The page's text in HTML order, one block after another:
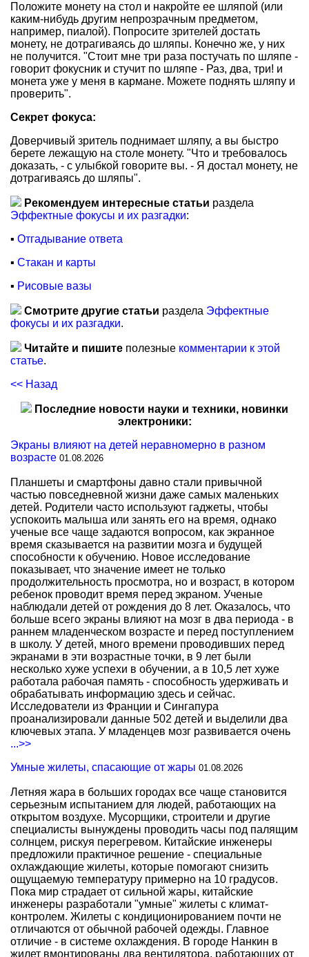
Положите монету на стол и накройте ее шляпой (или
каким-нибудь другим непрозрачным предметом,
например, пиалой). Попросите зрителей достать
монету, не дотрагиваясь до шляпы. Конечно же, у них
не получится. "Стоит мне три раза постучать по шляпе -
говорит фокусник и стучит по шляпе - Раз, два, три! и
монета уже у меня в кармане. Можете поднять шляпу и
проверить".
Секрет фокуса:
Доверчивый зритель поднимает шляпу, а вы быстро
берете лежащую на столе монету. "Что и требовалось
доказать, - с улыбкой говорите вы. - Я достал монету, не
дотрагиваясь до шляпы".
Рекомендуем интересные статьи раздела
Эффектные фокусы и их разгадки:
▪ Отгадывание ответа
▪ Стакан и карты
▪ Рисовые вазы
Смотрите другие статьи раздела Эффектные
фокусы и их разгадки.
Читайте и пишите полезные комментарии к этой
статье.
<< Назад
Последние новости науки и техники, новинки
электроники:
Экраны влияют на детей неравномерно в разном
возрасте 01.08.2026
Планшеты и смартфоны давно стали привычной
частью повседневной жизни даже самых маленьких
детей. Родители часто используют гаджеты, чтобы
успокоить малыша или занять его на время, однако
ученые все чаще задаются вопросом, как экранное
время сказывается на развитии мозга и будущей
способности к обучению. Новое исследование
показывает, что значение имеет не только
продолжительность просмотра, но и возраст, в котором
ребенок проводит время перед экраном. Ученые
наблюдали детей от рождения до 8 лет. Оказалось, что
больше всего экраны влияют на мозг в два периода - в
раннем младенческом возрасте и перед поступлением
в школу. У детей, много времени проводивших перед
экранами в эти возрастные точки, в 9 лет были
несколько хуже успехи в обучении, а в 10,5 лет хуже
работала рабочая память - способность удерживать и
обрабатывать информацию здесь и сейчас.
Исследователи из Франции и Сингапура
проанализировали данные 502 детей и выделили два
ключевых этапа. У младенцев мозг развивается очень
...>>
Умные жилеты, спасающие от жары 01.08.2026
Летняя жара в больших городах все чаще становится
серьезным испытанием для людей, работающих на
открытом воздухе. Мусорщики, строители и другие
специалисты вынуждены проводить часы под палящим
солнцем, рискуя перегревом. Китайские инженеры
предложили практичное решение - специальные
охлаждающие жилеты, которые помогают снизить
ощущаемую температуру примерно на 10 градусов.
Пока мир страдает от сильной жары, китайские
инженеры разработали "умные" жилеты с климат-
контролем. Жилеты с кондиционированием почти не
отличаются от обычной рабочей одежды. Главное
отличие - в системе охлаждения. В городе Нанкин в
жилет вмонтированы два вентилятора, работающих от